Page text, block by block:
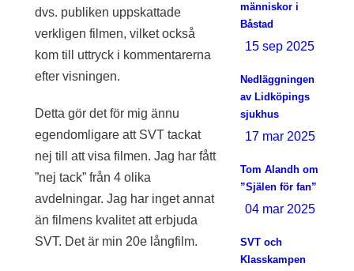
dvs. publiken uppskattade
verkligen filmen, vilket också
kom till uttryck i kommentarerna
efter visningen.
Detta gör det för mig ännu
egendomligare att SVT tackat
nej till att visa filmen. Jag har fått
”nej tack” från 4 olika
avdelningar. Jag har inget annat
än filmens kvalitet att erbjuda
SVT. Det är min 20e långfilm.
människor i
Båstad
15 sep 2025
Nedläggningen
av Lidköpings
sjukhus
17 mar 2025
Tom Alandh om
”Själen för fan”
04 mar 2025
SVT och
Klasskampen